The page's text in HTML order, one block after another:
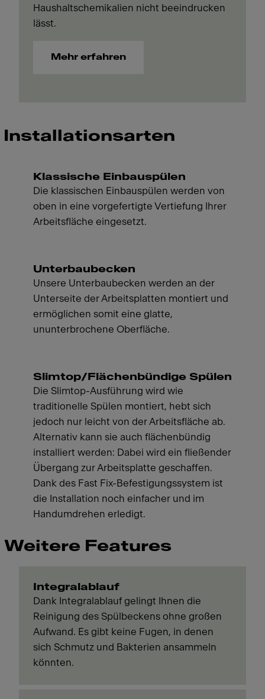
Haushaltschemikalien nicht beeindrucken
lässt.
Mehr erfahren
Installationsarten
Klassische Einbauspülen
Die klassischen Einbauspülen werden von
oben in eine vorgefertigte Vertiefung Ihrer
Arbeitsfläche eingesetzt.
Unterbaubecken
Unsere Unterbaubecken werden an der
Unterseite der Arbeitsplatten montiert und
ermöglichen somit eine glatte,
ununterbrochene Oberfläche.
Slimtop/Flächenbündige Spülen
Die Slimtop-Ausführung wird wie
traditionelle Spülen montiert, hebt sich
jedoch nur leicht von der Arbeitsfläche ab.
Alternativ kann sie auch flächenbündig
installiert werden: Dabei wird ein fließender
Übergang zur Arbeitsplatte geschaffen.
Dank des Fast Fix-Befestigungssystem ist
die Installation noch einfacher und im
Handumdrehen erledigt.
Weitere Features
Integralablauf
Dank Integralablauf gelingt Ihnen die
Reinigung des Spülbeckens ohne großen
Aufwand. Es gibt keine Fugen, in denen
sich Schmutz und Bakterien ansammeln
könnten.